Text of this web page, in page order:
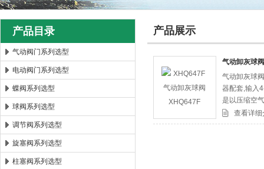
郑州森玛自控阀门有限公司
产品目录
气动阀门系列选型
电动阀门系列选型
蝶阀系列选型
球阀系列选型
调节阀系列选型
旋塞阀系列选型
柱塞阀系列选型
产品展示
气动卸灰球
气动卸灰球
器配套,输入
是以压缩空
密封与软密
查看详细